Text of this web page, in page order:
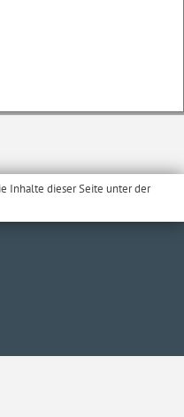
Inhalte dieser Seite unter der